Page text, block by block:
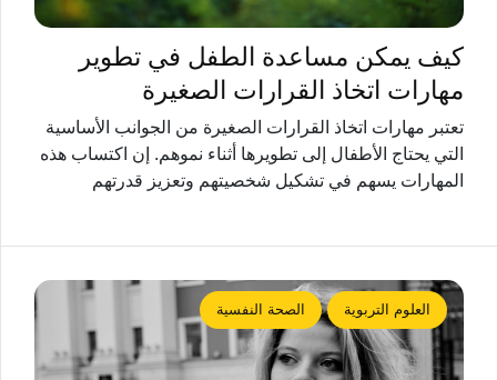
كيف يمكن مساعدة الطفل في تطوير
مهارات اتخاذ القرارات الصغيرة
تعتبر مهارات اتخاذ القرارات الصغيرة من الجوانب الأساسية
التي يحتاج الأطفال إلى تطويرها أثناء نموهم. إن اكتساب هذه
المهارات يسهم في تشكيل شخصيتهم وتعزيز قدرتهم
العلوم التربوية الصحة النفسية